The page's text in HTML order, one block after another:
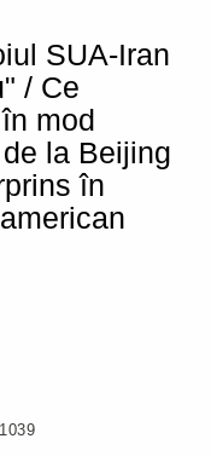
SUA-Iran
/ Ce
mod
la Beijing
în
1039